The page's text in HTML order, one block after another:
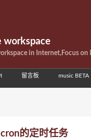
workspace
in Internet,Focus on
留言板 music BETA
的定时任务